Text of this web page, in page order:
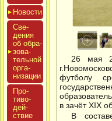
Новос­ти
Све­
дения
об об­ра­
зова­
тель­ной
ор­га­
низа­ции
Про­
тиво­
дей­
ствие
26 мая
футболу
в зачёт XIX
В